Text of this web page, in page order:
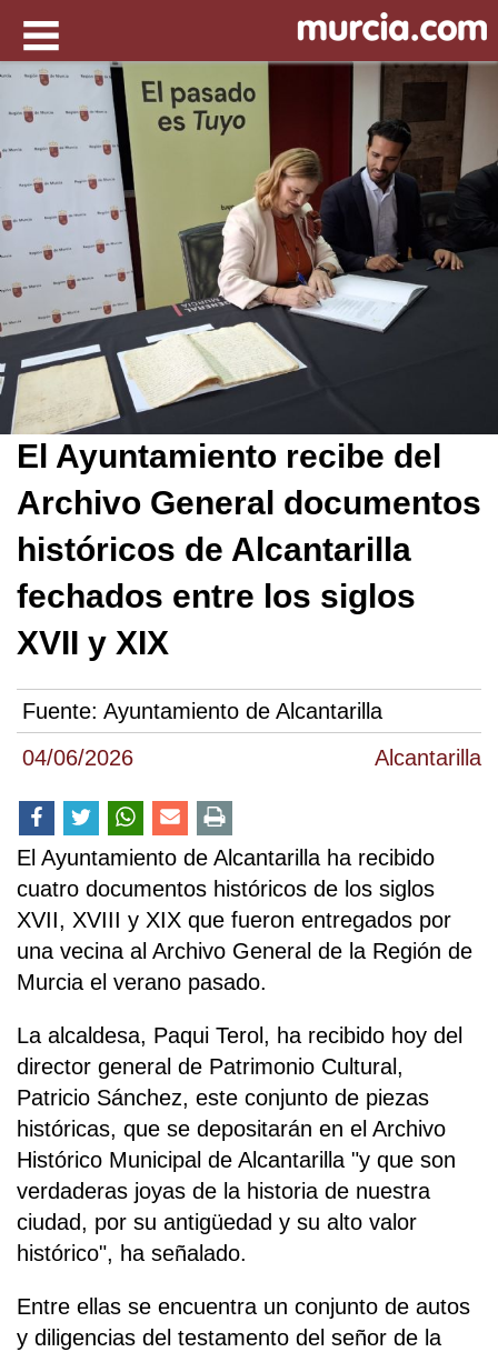
04/06/2026 Alcantarilla
El Ayuntamiento recibe del
Archivo General documentos
históricos de Alcantarilla
fechados entre los siglos
XVII y XIX
Fuente: Ayuntamiento de Alcantarilla
El Ayuntamiento de Alcantarilla ha recibido
cuatro documentos históricos de los siglos
XVII, XVIII y XIX que fueron entregados por
una vecina al Archivo General de la Región de
Murcia el verano pasado.
La alcaldesa, Paqui Terol, ha recibido hoy del
director general de Patrimonio Cultural,
Patricio Sánchez, este conjunto de piezas
históricas, que se depositarán en el Archivo
Histórico Municipal de Alcantarilla "y que son
verdaderas joyas de la historia de nuestra
ciudad, por su antigüedad y su alto valor
histórico", ha señalado.
Entre ellas se encuentra un conjunto de autos
y diligencias del testamento del señor de la